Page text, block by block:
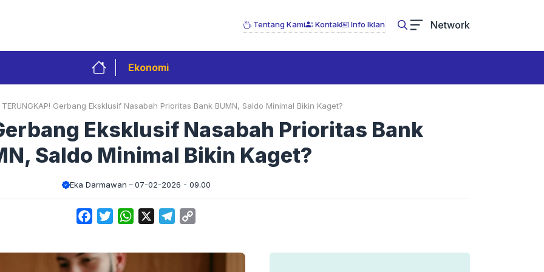
Tentang Kami Kontak Info Iklan Network
Ekonomi
TERUNGKAP! Gerbang Eksklusif Nasabah Prioritas Bank BUMN, Saldo Minimal Bikin Kaget?
Eksklusif Nasabah Prioritas Bank
Saldo Minimal Bikin Kaget?
Eka Darmawan 07-02-2026 - 09.00
FacebookTwitterWhatsApp Telegram